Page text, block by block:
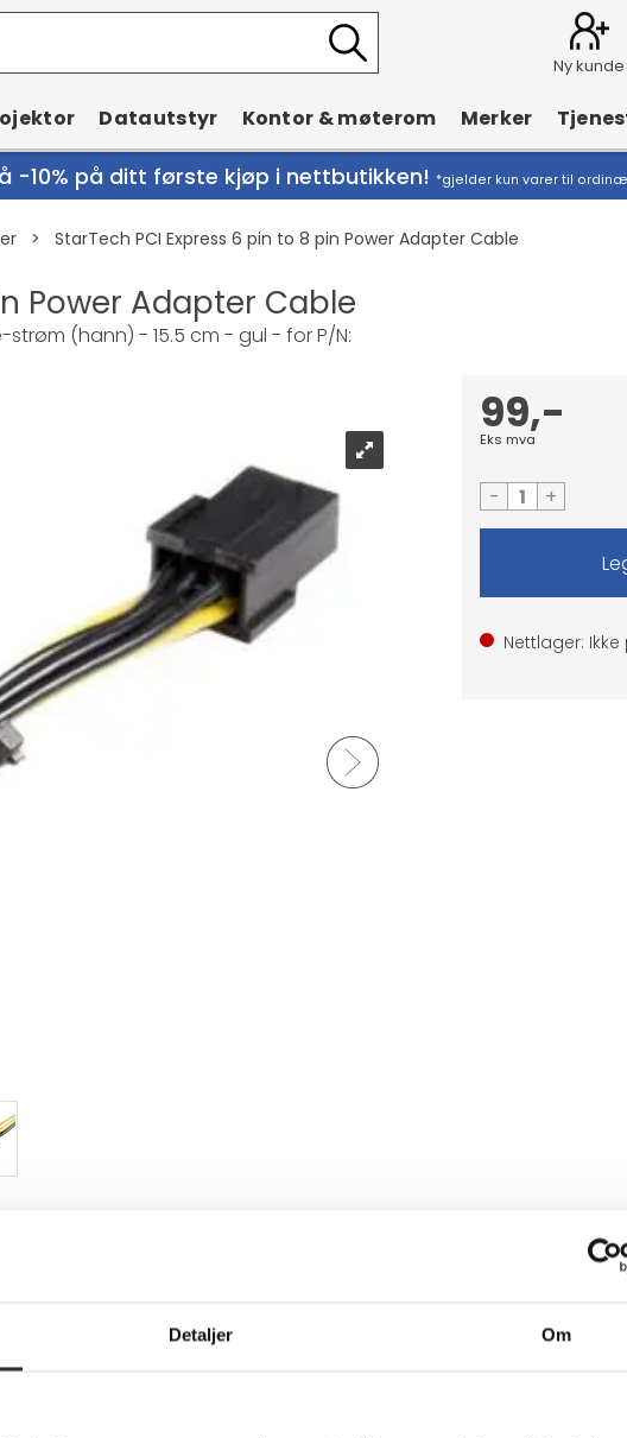
Detaljer Om
Ny kunde
Datautstyr Kontor & møterom Merker
-10% på ditt første kjøp i nettbutikken! *gjelder kun varer til
> StarTech PCI Express 6 pin to 8 pin Power Adapter Cable
Power Adapter Cable
(hann) - 15.5 cm - gul - for P/N:
99,-
Eks mva
- +
Nettlager:
Adapter Cable - Strømadapter - 6-pins PCIe-